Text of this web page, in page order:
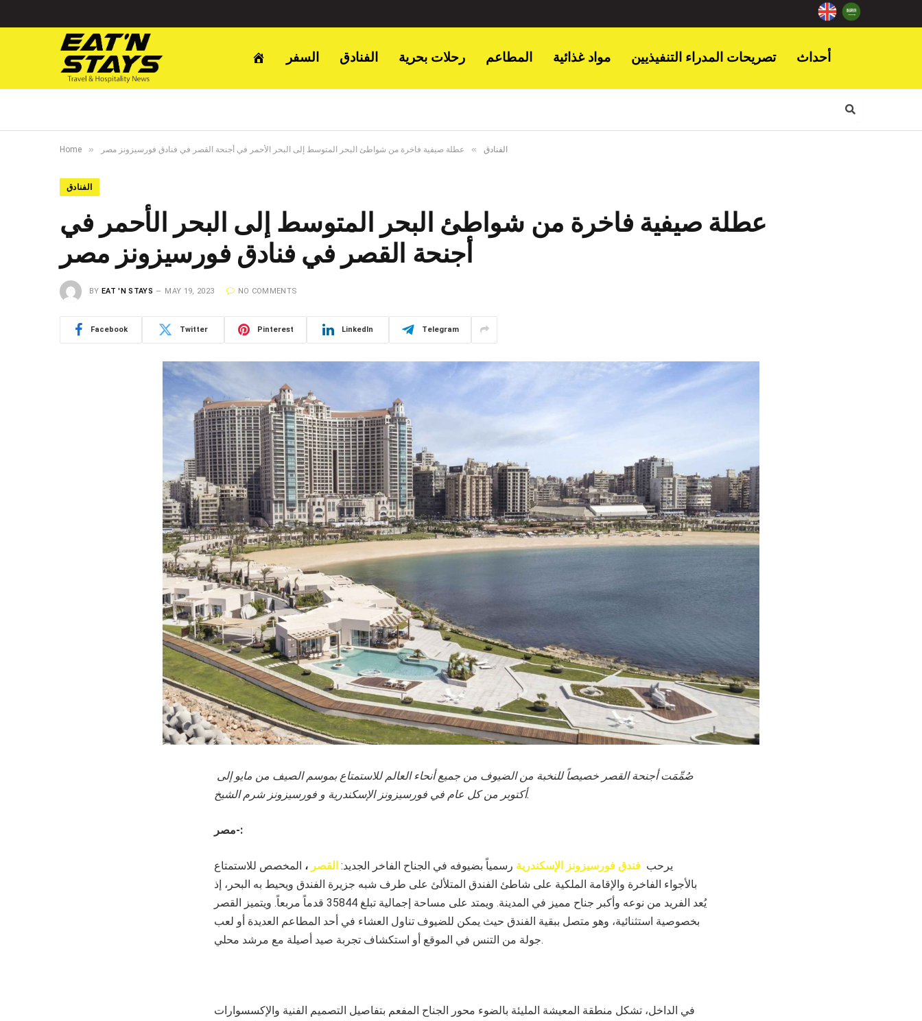
السفر الفنادق رحلات بحرية المطاعم مواد غذائية تصريحات المدراء التنفيذيين أحداث
Home » الفنادق » عطلة صيفية فاخرة من شواطئ البحر المتوسط إلى البحر الأحمر في أجنحة القصر في فنادق فورسيزونز مصر
الفنادق
عطلة صيفية فاخرة من شواطئ البحر المتوسط إلى البحر الأحمر في
أجنحة القصر في فنادق فورسيزونز مصر
BY EAT 'N STAYS MAY 19, 2023 NO COMMENTS
Facebook Twitter Pinterest LinkedIn Telegram
صُمِّمَت أجنحة القصر خصيصاً للنخبة من الضيوف من جميع أنحاء العالم للاستمتاع بموسم الصيف من مايو إلى
أكتوبر من كل عام في فورسيزونز الإسكندرية و فورسيزونز شرم الشيخ.
مصر-:
يرحب فندق فورسيزونز الإسكندرية رسمياً بضيوفه في الجناح الفاخر الجديد: القصر ، المخصص للاستمتاع
بالأجواء الفاخرة والإقامة الملكية على شاطئ الفندق المتلألئ على طرف شبه جزيرة الفندق ويحيط به البحر، إذ
يُعد الفريد من نوعه وأكبر جناح مميز في المدينة. ويمتد على مساحة إجمالية تبلغ 35844 قدماً مربعاً. ويتميز القصر
بخصوصية استثنائية، وهو متصل ببقية الفندق حيث يمكن للضيوف تناول العشاء في أحد المطاعم العديدة أو لعب
جولة من التنس في الموقع أو استكشاف تجربة صيد أصيلة مع مرشد محلي.
في الداخل، تشكل منطقة المعيشة المليئة بالضوء محور الجناح المفعم بتفاصيل التصميم الفنية والإكسسوارات